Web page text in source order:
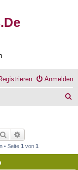
Anmelden
e
Suche
• Seite 1 von 1